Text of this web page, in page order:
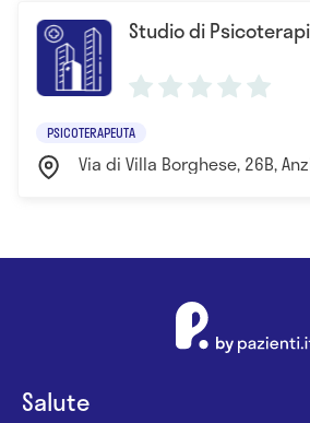
Studio di
PSICOTERAPEUTA
Via di Villa Borghese, 26B,
Salute